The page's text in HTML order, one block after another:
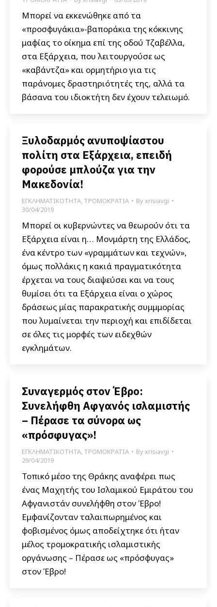
Μπορεί να εκκενώθηκε από τα
«προσφυγάκια»-βαποράκια της κόκκινης
μαφίας το οίκημα επί της οδού Τζαβέλλα,
στα Εξάρχεια, που λειτουργούσε ως
«καβάντζα» και ορμητήριο για τις
παράνομες δραστηριότητές της, αλλά τα
βάσανα του ιδιοκτήτη δεν έχουν τελειωμό.
Ξυλοδαρμός ανυποψίαστου
πολίτη στα Εξάρχεια, επειδή
φορούσε μπλούζα για την
Μακεδονία!
ΕΓΚΛΗΜΑΤΙΚΟΤΗΤΑ, ΤΡΟΜΟΚΡΑΤΙΑ Byxrisiavgi
30/04/2019
Μπορεί οι κυβερνώντες να θεωρούν ότι τα
Εξάρχεια είναι η… Μονμάρτη της Ελλάδος,
ένα κέντρο των «γραμμάτων και τεχνών»,
όμως πολλάκις η κακιά πραγματικότητα
έρχεται να τους διαψεύσει και να τους
θυμίσει ότι τα Εξάρχεια είναι ο χώρος
δράσεως μίας παρακρατικής συμμμορίας
που λυμαίνεται την περιοχή και επιδίδεται
σε όλες τις μορφές των ειδεχθών
εγκλημάτων.
Συναγερμός στον Έβρο:
Συνελήφθη Αφγανός ισλαμιστής
– Πέρασε τα σύνορα ως
«πρόσφυγας»!
ΕΓΚΛΗΜΑΤΙΚΟΤΗΤΑ, ΤΡΟΜΟΚΡΑΤΙΑ Byxrisiavgi
29/04/2019
Τοπικό μέσο της Θράκης αναφέρει πως
ένας Μαχητής του Ισλαμικού Εμιράτου του
Αφγανιστάν συνελήφθη στον Έβρο!
Εμφανίζονταν ταλαιπωρημένος και
φοβισμένος όμως αποδείχτηκε ότι ήταν
μέλος τρομοκρατικής ισλαμιστικής
οργάνωσης – Πέρασε ως «πρόσφυγας»
στον Έβρο!